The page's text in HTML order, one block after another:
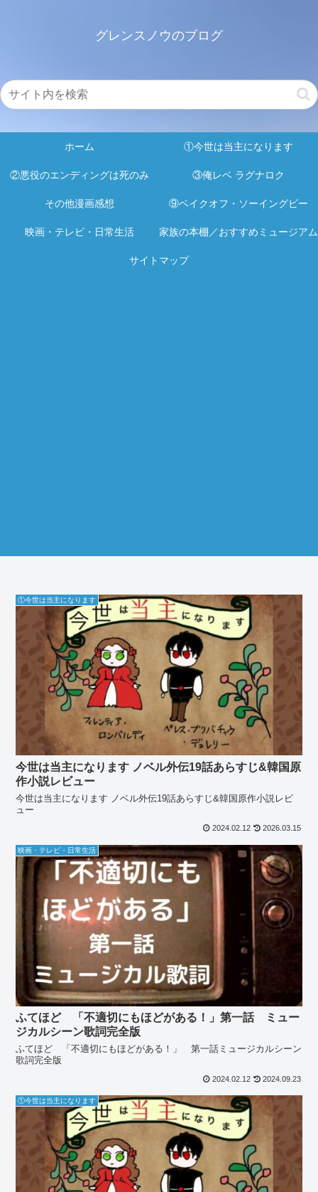
グレンスノウのブログ
ホーム ①今世は当主になります
②悪役のエンディングは死のみ ③俺レベ ラグナロク
その他漫画感想 ⑨ベイクオフ・ソーイングビー
映画・テレビ・日常生活 家族の本棚／おすすめミュージアム
サイトマップ
①今世は当主になります
今世は当主になります ノベル外伝19話あらすじ&韓国原
作小説レビュー
今世は当主になります ノベル外伝19話あらすじ&韓国原作小説レビ
ュー
2024.02.12 2026.03.15
映画・テレビ・日常生活
ふてほど 「不適切にもほどがある！」第一話 ミュー
ジカルシーン歌詞完全版
ふてほど 「不適切にもほどがある！」 第一話ミュージカルシーン
歌詞完全版
2024.02.12 2024.09.23
①今世は当主になります